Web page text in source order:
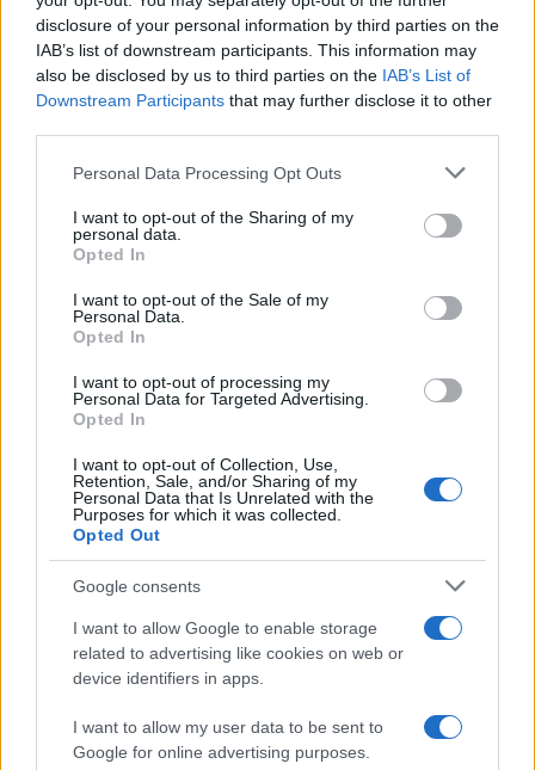
disclosure of your personal information by third parties on the
IAB’s list of downstream participants. This information may
also be disclosed by us to third parties on the IAB’s List of
Downstream Participants that may further disclose it to other
Please note that this website/app uses one or more Google
not limited to your visit or usage behaviour. You may click to
grant or deny consent to Google and its third-party tags to
use your data for below specified purposes in below Google
consent section.
Personal Data Processing Opt Outs
I want to opt-out of the Sharing of my
personal data.
Opted In
I want to opt-out of the Sale of my
Personal Data.
Opted In
I want to opt-out of processing my
Personal Data for Targeted Advertising.
Opted In
I want to opt-out of Collection, Use,
Retention, Sale, and/or Sharing of my
Personal Data that Is Unrelated with the
Purposes for which it was collected.
Opted Out
Google consents
I want to allow Google to enable storage
related to advertising like cookies on web or
device identifiers in apps.
I want to allow my user data to be sent to
Google for online advertising purposes.
ΔΙΑΦΗΜΙΣΗ
Αν τα χάσατε
Καιρός «hot – dry – windy»
τις επόμενες 48 ώρες:
Αυξημένος ο κίνδυνος
φωτιάς, συναγερμός σε 6
Σε 57χρονη
από την Κυψέλη
θάνατός της